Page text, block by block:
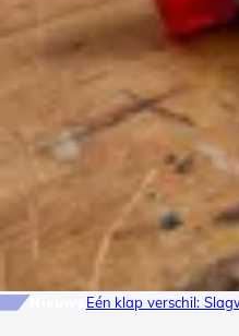
Eén klap verschil: